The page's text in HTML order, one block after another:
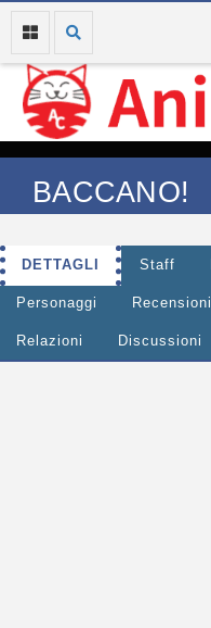
BACCANO!
DETTAGLI Staff
Personaggi Recensioni
Relazioni Discussioni